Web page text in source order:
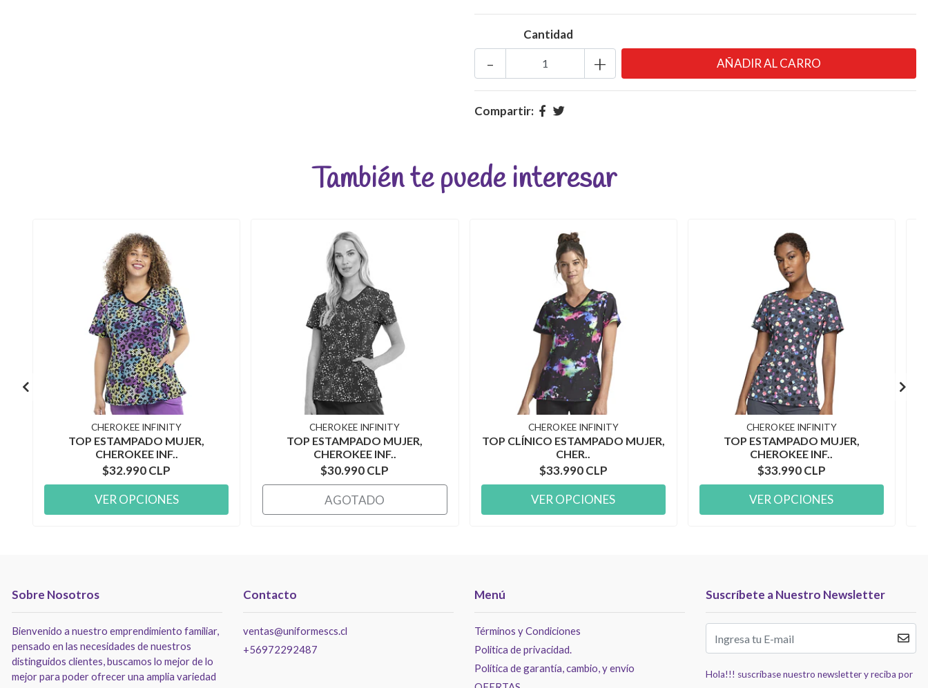
Cantidad
+
-
Compartir:
También te puede interesar
CHEROKEE INFINITY
TOP ESTAMPADO MUJER,
CHEROKEE INF..
$32.990 CLP
VER OPCIONES
CHEROKEE INFINITY
TOP ESTAMPADO MUJER,
CHEROKEE INF..
$30.990 CLP
AGOTADO
CHEROKEE INFINITY
TOP CLÍNICO ESTAMPADO MUJER,
CHER..
$33.990 CLP
VER OPCIONES
CHEROKEE INFINITY
TOP ESTAMPADO MUJER,
CHEROKEE INF..
$33.990 CLP
VER OPCIONES
Sobre Nosotros
Bienvenido a nuestro emprendimiento familiar,
pensado en las necesidades de nuestros
distinguidos clientes, buscamos lo mejor de lo
mejor para poder ofrecer una amplia variedad
Contacto
ventas@uniformescs.cl
+56972292487
Menú
Términos y Condiciones
Politica de privacidad.
Política de garantía, cambio, y envío
Suscríbete a Nuestro Newsletter
Hola!!! suscríbase nuestro newsletter y reciba por